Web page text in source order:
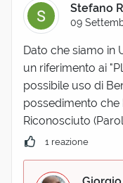
Stefano
09
Dato che siamo in
un riferimento ai
possibile uso di
possedimento che
Riconosciuto
1 reazione